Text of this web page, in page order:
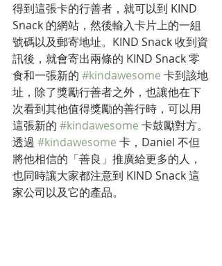
得到這張卡的行善者，就可以到 KIND
Snack 的網站，然後輸入卡片上的一組
號碼以及郵寄地址。KIND Snack 收到資
訊後，就會寄出兩條的 KIND Snack 零
食和一張新的 #kindawesome 卡到該地
址，除了獎勵行善者之外，也讓他在下
次看到其他值得獎勵的善行時，可以用
這張新的 #kindawesome 卡鼓勵對方。
透過 #kindawesome 卡，Daniel 不但
將他相信的「善良」推廣給更多的人，
也同時讓大家都注意到 KIND Snack 這
家公司以及它的產品。